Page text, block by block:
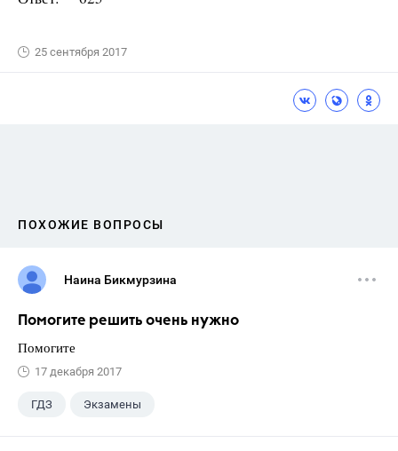
25 сентября 2017
ПОХОЖИЕ ВОПРОСЫ
Наина Бикмурзина
Помогите решить очень нужно
Помогите
17 декабря 2017
ГДЗ Экзамены